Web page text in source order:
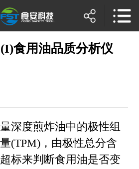
食用油品质分析仪
深度煎炸油中的极性组
(TPM)，由极性总分含
标来判断食用油是否变